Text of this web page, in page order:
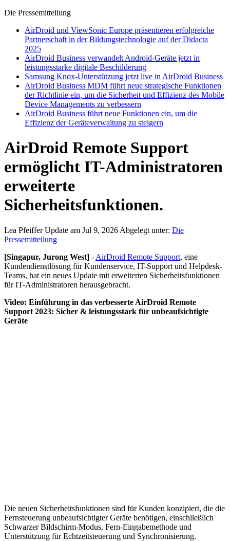
Die Pressemitteilung
AirDroid und ViewSonic Europe präsentieren erfolgreiche
Partnerschaft in der Bildungstechnologie auf der Didacta
2025
AirDroid Business verwandelt Android-Geräte jetzt in
leistungsstarke digitale Beschilderung
Samsung Knox-Unterstützung jetzt live in AirDroid Business
AirDroid Business MDM führt neue strategische Funktionen
der Richtlinie ein, um die Sicherheit und Effizienz des Mobile
Device Managements zu verbessern
AirDroid Business führt neue Funktionen ein, um die
Effizienz der Geräteverwaltung zu steigern
AirDroid Remote Support
ermöglicht IT-Administratoren
erweiterte
Sicherheitsfunktionen.
Lea PfeifferUpdate am Jul 9, 2026 Abgelegt unter: Die
Pressemitteilung
[Singapur, Jurong West] - AirDroid Remote Support, eine
Kundendienstlösung für Kundenservice, IT-Support und Helpdesk-
Teams, hat ein neues Update mit erweiterten Sicherheitsfunktionen
für IT-Administratoren herausgebracht.
Video: Einführung in das verbesserte AirDroid Remote
Support 2023: Sicher & leistungsstark für unbeaufsichtigte
Geräte
Die neuen Sicherheitsfunktionen sind für Kunden konzipiert, die die
Fernsteuerung unbeaufsichtigter Geräte benötigen, einschließlich
Schwarzer Bildschirm-Modus, Fern-Eingabemethode und
Unterstützung für Echtzeitsteuerung und Synchronisierung.